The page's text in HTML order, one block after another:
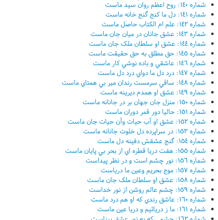
شماره ١٤٠: روح اعظم روان سيد ماست
شماره ١٤١: دل ما کنج گنج خانه ماست
شماره ١٤٢: علم ام الکتاب حاصل ماست
شماره ١٤٣: عشق جانان در ميان جان ماست
شماره ١٤٤: عشق او سلطان ملک جان ماست
شماره ١٤٥: حق مطلق به حق حقيقت ماست
شماره ١٤٦: عاشقي و باده نوشي کار ماست
شماره ١٤٧: درد دل ما دواي درد دل ماست
شماره ١٤٨: ساقي سرمست رندان مير بي همتاي ماست
شماره ١٤٩: عشق او همدم ديرينه ماست
شماره ١٥٠: منزل جان جهان بر در جانانه ماست
شماره ١٥١: حاليا دور قمر دوران ماست
شماره ١٥٢: عشق او آب حيات وآن حيات جان ماست
شماره ١٥٣: در سراپرده دل خلوت جانانه ماست
شماره ١٥٤: گنج عشقش دفينه دل ماست
شماره ١٥٥: هفت دريا قطره اي از بحر بي پايان ماست
شماره ١٥٦: نور چشم است و در نظر پيداست
شماره ١٥٧: موج بحريم وعين ما درياست
شماره ١٥٨: عشق او سلطان ملک جان ماست
شماره ١٥٩: چشم عالم روشن از نور خداست
شماره ١٦٠: عاشق رندي که او هم درد ماست
شماره ١٦١: ما ز دريائيم و دريا عين ماست